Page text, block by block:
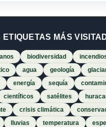
ETIQUETAS MÁS
biodiversidad
agua geología
energía sequía
científicos satélites
crisis climática
lluvias temperatura